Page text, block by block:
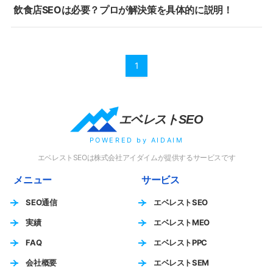
飲食店SEOは必要？プロが解決策を具体的に説明！
1
エベレストSEO
POWERED by AIDAIM
エベレストSEOは株式会社アイダイムが提供するサービスです
メニュー
SEO通信
実績
FAQ
会社概要
サービス
エベレストSEO
エベレストMEO
エベレストPPC
エベレストSEM